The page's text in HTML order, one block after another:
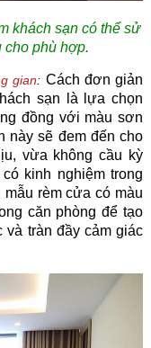
khách sạn có thể sử
cho phù hợp.
gian: Cách đơn giản
sạn là lựa chọn
đồng với màu sơn
này sẽ đem đến cho
vừa không cầu kỳ
kinh nghiệm trong
rèm cửa có màu
căn phòng để tạo
và tràn đầy cảm giác